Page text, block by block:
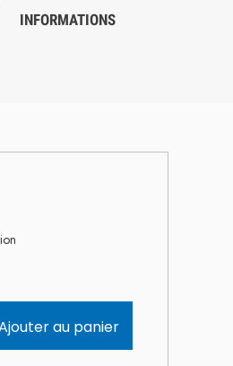
INFORMATIONS
au panier